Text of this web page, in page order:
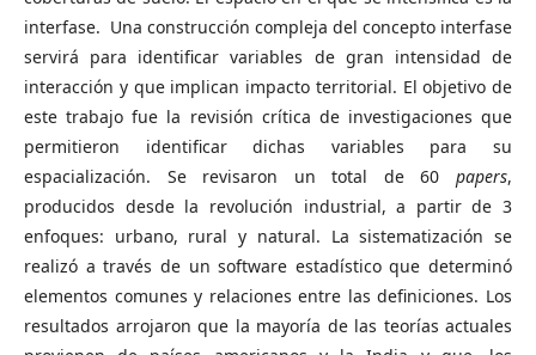
interfase. Una construcción compleja del concepto interfase
servirá para identificar variables de gran intensidad de
interacción y que implican impacto territorial. El objetivo de
este trabajo fue la revisión crítica de investigaciones que
permitieron identificar dichas variables para su
espacialización. Se revisaron un total de 60 papers,
producidos desde la revolución industrial, a partir de 3
enfoques: urbano, rural y natural. La sistematización se
realizó a través de un software estadístico que determinó
elementos comunes y relaciones entre las definiciones. Los
resultados arrojaron que la mayoría de las teorías actuales